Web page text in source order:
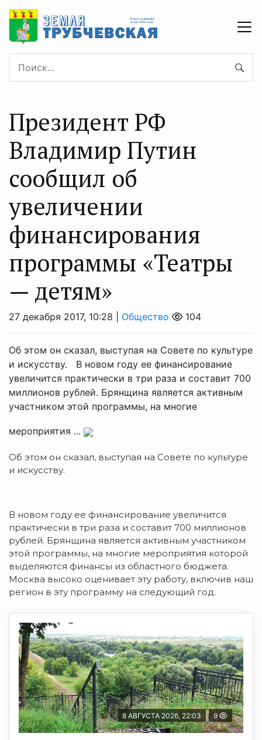
Президент РФ
Владимир Путин
сообщил об
увеличении
финансирования
программы «Театры
— детям»
27 декабря 2017, 10:28 | Общество 104
Об этом он сказал, выступая на Совете по культуре
и искусству. В новом году ее финансирование
увеличится практически в три раза и составит 700
миллионов рублей. Брянщина является активным
участником этой программы, на многие
мероприятия ...
Об этом он сказал, выступая на Совете по культуре
и искусству.
В новом году ее финансирование увеличится
практически в три раза и составит 700 миллионов
рублей. Брянщина является активным участником
этой программы, на многие мероприятия которой
выделяются финансы из областного бюджета.
Москва высоко оценивает эту работу, включив наш
регион в эту программу на следующий год.
8 АВГУСТА 2026, 22:03 9